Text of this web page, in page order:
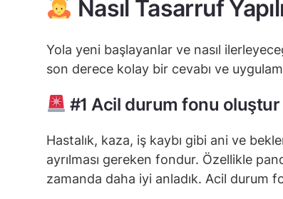
Nasıl Tasarruf
Yola yeni başlayanlar ve nasıl
son derece kolay bir cevabı ve
#1 Acil durum fonu oluştur
Hastalık, kaza, iş kaybı gibi ani ve
ayrılması gereken fondur. Özellikle
zamanda daha iyi anladık. Acil durum